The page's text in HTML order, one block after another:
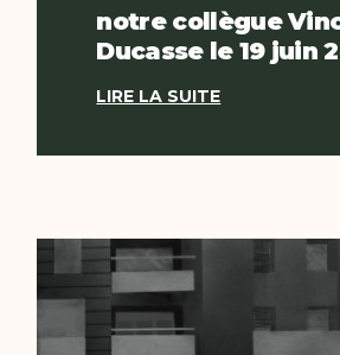
notre collègue
Ducasse le 19 juin
LIRE LA SUITE